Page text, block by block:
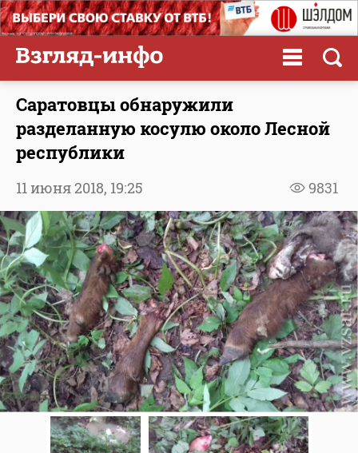
Саратовцы обнаружили
разделанную косулю около Лесной
республики
9831
11 июня 2018, 19:25